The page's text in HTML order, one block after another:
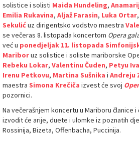
solistice i solisti Maida Hundeling,
Emilia Rukavina, Aljaž Farasin, Luka Ortar,
Sekulićuz dirigentsko vodstvo maestra
se večeras 8. listopada koncertom Opera
već u ponedjeljak 11. listopada
Mariboruz solistice i soliste mariborske
Rebeku Lokar, Valentinu Čuden, Petyu
Irenu Petkovu, Martina Sušnika i Andreju
maestra Simona Krečiča izvest će svoj
pozornici.
Na večerašnjem koncertu u Mariboru članice
izvodit će arije, duete i ulomke iz poznatih
Rossinija, Bizeta, Offenbacha, Puccinija.